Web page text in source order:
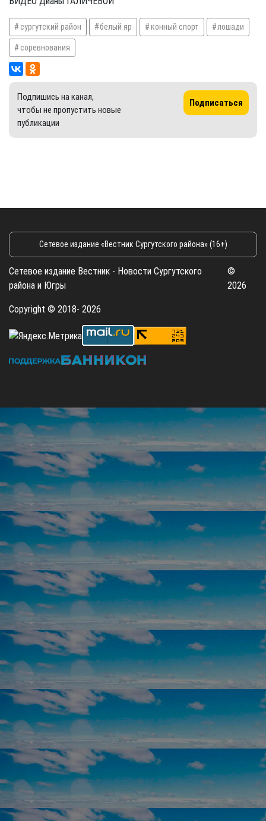
сургутский район белый яр конный спорт лошади
соревнования
Подпишись на канал,
чтобы не пропустить новые
публикации
Подписаться
Сетевое издание «Вестник Сургутского района» (16+)
Сетевое издание Вестник - Новости Сургутского
района и Югры
©
2026
Copyright © 2018- 2026